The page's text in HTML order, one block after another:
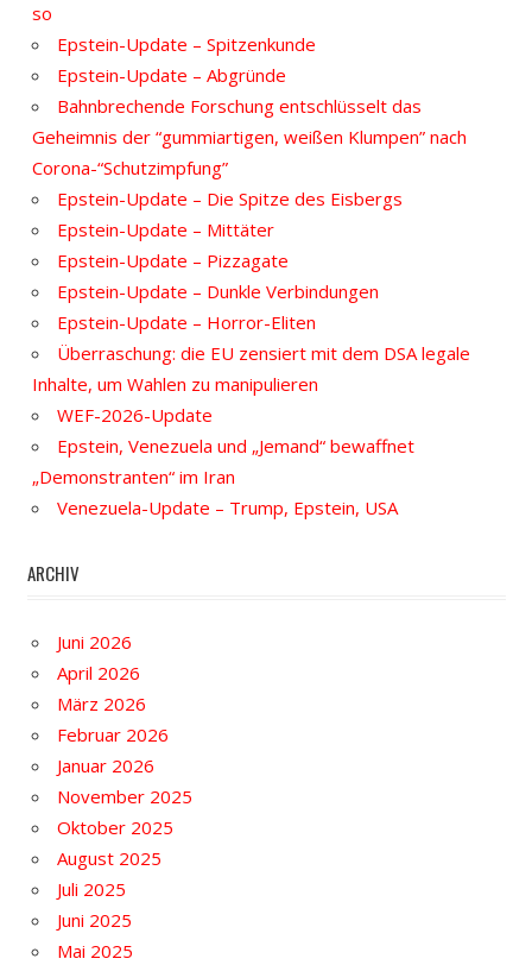
so
Epstein-Update – Spitzenkunde
Epstein-Update – Abgründe
Bahnbrechende Forschung entschlüsselt das
Geheimnis der “gummiartigen, weißen Klumpen” nach
Corona-“Schutzimpfung”
Epstein-Update – Die Spitze des Eisbergs
Epstein-Update – Mittäter
Epstein-Update – Pizzagate
Epstein-Update – Dunkle Verbindungen
Epstein-Update – Horror-Eliten
Überraschung: die EU zensiert mit dem DSA legale
Inhalte, um Wahlen zu manipulieren
WEF-2026-Update
Epstein, Venezuela und „Jemand“ bewaffnet
„Demonstranten“ im Iran
Venezuela-Update – Trump, Epstein, USA
ARCHIV
Juni 2026
April 2026
März 2026
Februar 2026
Januar 2026
November 2025
Oktober 2025
August 2025
Juli 2025
Juni 2025
Mai 2025